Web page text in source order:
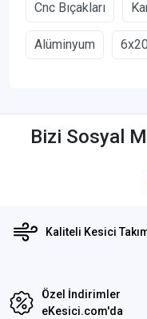
Cnc Bıçakları
Alüminyum
Bizi Sosyal
Kaliteli Kesici
Özel İndirimler
eKesici.com'da